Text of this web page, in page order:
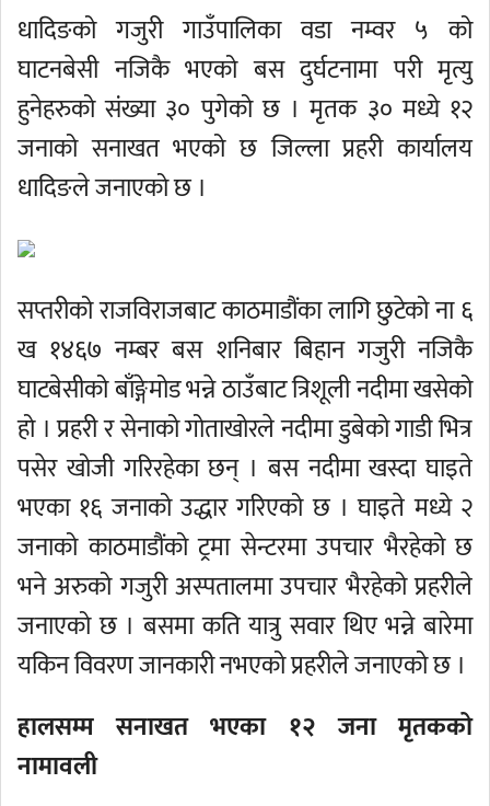
धादिङको गजुरी गाउँपालिका वडा नम्वर ५ को
घाटनबेसी नजिकै भएको बस दुर्घटनामा परी मृत्यु
हुनेहरुको संख्या ३० पुगेको छ । मृतक ३० मध्ये १२
जनाको सनाखत भएको छ जिल्ला प्रहरी कार्यालय
धादिङले जनाएको छ ।
सप्तरीको राजविराजबाट काठमाडौंका लागि छुटेको ना ६
ख १४६७ नम्बर बस शनिबार बिहान गजुरी नजिकै
घाटबेसीको बाँङ्गेमोड भन्ने ठाउँबाट त्रिशूली नदीमा खसेको
हो । प्रहरी र सेनाको गोताखोरले नदीमा डुबेको गाडी भित्र
पसेर खोजी गरिरहेका छन् । बस नदीमा खस्दा घाइते
भएका १६ जनाको उद्धार गरिएको छ । घाइते मध्ये २
जनाको काठमाडौंको ट्रमा सेन्टरमा उपचार भैरहेको छ
भने अरुको गजुरी अस्पतालमा उपचार भैरहेको प्रहरीले
जनाएको छ । बसमा कति यात्रु सवार थिए भन्ने बारेमा
यकिन विवरण जानकारी नभएको प्रहरीले जनाएको छ ।
हालसम्म सनाखत भएका १२ जना मृतकको
नामावली